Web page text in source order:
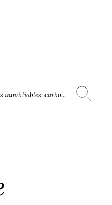
inoubliables, carbo...